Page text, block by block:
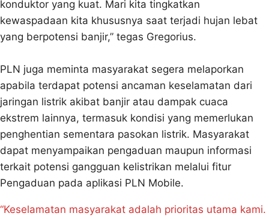
konduktor yang kuat. Mari kita tingkatkan
kewaspadaan kita khususnya saat terjadi hujan lebat
yang berpotensi banjir,” tegas Gregorius.
PLN juga meminta masyarakat segera melaporkan
apabila terdapat potensi ancaman keselamatan dari
jaringan listrik akibat banjir atau dampak cuaca
ekstrem lainnya, termasuk kondisi yang memerlukan
penghentian sementara pasokan listrik. Masyarakat
dapat menyampaikan pengaduan maupun informasi
terkait potensi gangguan kelistrikan melalui fitur
Pengaduan pada aplikasi PLN Mobile.
“Keselamatan masyarakat adalah prioritas utama kami.